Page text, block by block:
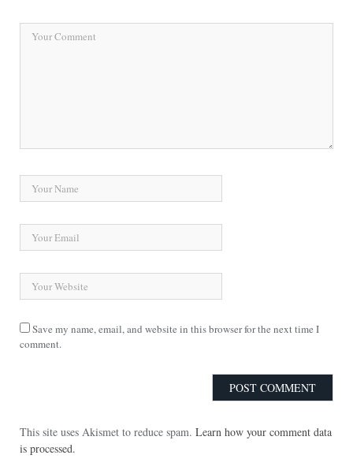
Save my name, email, and website in this browser for the next time I
comment.
This site uses Akismet to reduce spam. Learn how your comment data
is processed.